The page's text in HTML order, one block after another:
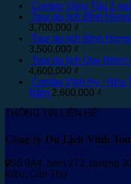
Combo Vũng Tàu 2
Tour du lịch Bình
3,700,000 ₫
Tour du lịch Bình
3,500,000 ₫
Tour du lịch Quy Nhơn
4,600,000 ₫
Combo Vĩnh Hy - Nha
Nằm 2,600,000 ₫
THÔNG TIN LIÊN HỆ
Công ty Du Lịch Vinh
Số 9A4, hẻm 2T2, đường
Kiều, Cần Thơ